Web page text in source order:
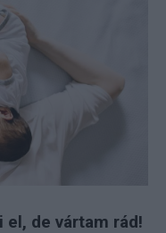
de vártam rád!